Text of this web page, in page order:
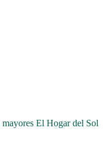
mayores El Hogar del Sol